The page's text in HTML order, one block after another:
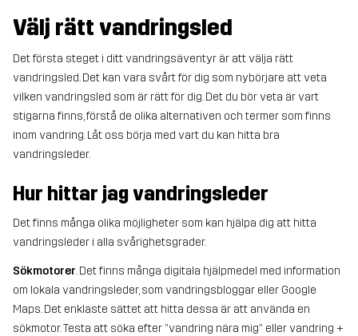
Välj rätt vandringsled
Det första steget i ditt vandringsäventyr är att välja rätt
vandringsled. Det kan vara svårt för dig som nybörjare att veta
vilken vandringsled som är rätt för dig. Det du bör veta är vart
stigarna finns, förstå de olika alternativen och termer som finns
inom vandring. Låt oss börja med vart du kan hitta bra
vandringsleder.
Hur hittar jag vandringsleder
Det finns många olika möjligheter som kan hjälpa dig att hitta
vandringsleder i alla svårighetsgrader.
Sökmotorer. Det finns många digitala hjälpmedel med information
om lokala vandringsleder, som vandringsbloggar eller Google
Maps. Det enklaste sättet att hitta dessa är att använda en
sökmotor. Testa att söka efter ”vandring nära mig” eller vandring +